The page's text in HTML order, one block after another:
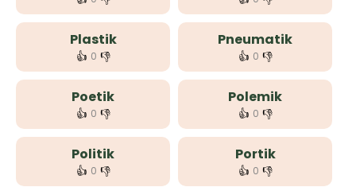
Plastik
👍 0 👎
Pneumatik
👍 0 👎
Poetik
👍 0 👎
Polemik
👍 0 👎
Politik
👍 0 👎
Portik
👍 0 👎